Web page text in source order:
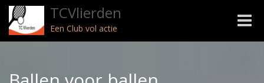
TCVlierden
Een Club vol actie
Toggle